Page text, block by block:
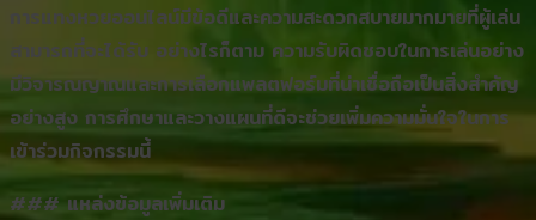
การแทงหวยออนไลน์มีข้อดีและความสะดวกสบายมากมายที่ผู้เล่น
สามารถที่จะได้รับ อย่างไรก็ตาม ความรับผิดชอบในการเล่นอย่าง
มีวิจารณญาณและการเลือกแพลตฟอร์มที่น่าเชื่อถือเป็นสิ่งสำคัญ
อย่างสูง การศึกษาและวางแผนที่ดีจะช่วยเพิ่มความมั่นใจในการ
เข้าร่วมกิจกรรมนี้
### แหล่งข้อมูลเพิ่มเติม